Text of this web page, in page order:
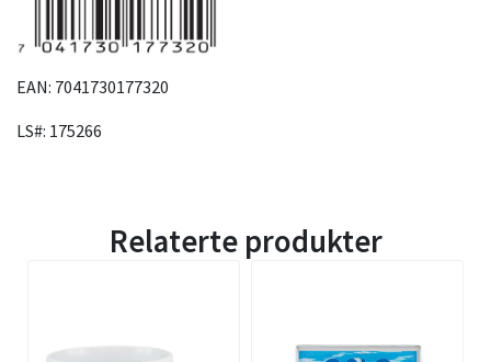
EAN: 7041730177320
LS#: 175266
Relaterte produkter